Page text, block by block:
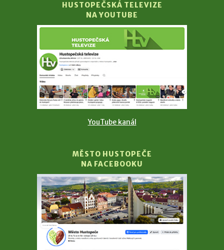
HUSTOPEČSKÁ TELEVIZE
NA YOUTUBE
YouTube kanál
MĚSTO HUSTOPEČE
NA FACEBOOKU